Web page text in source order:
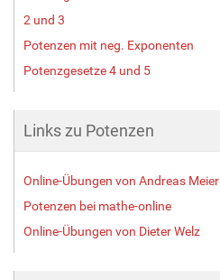
2 und 3
Potenzen mit neg. Exponenten
Potenzgesetze 4 und 5
Links zu Potenzen
Online-Übungen von Andreas Meier
Potenzen bei mathe-online
Online-Übungen von Dieter Welz